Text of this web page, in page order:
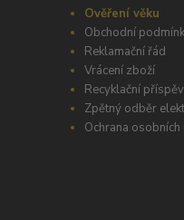
Ověření věku
Obchodní
Reklamační řád
Vrácení zboží
Recyklační
Zpětný odběr
Ochrana osobních